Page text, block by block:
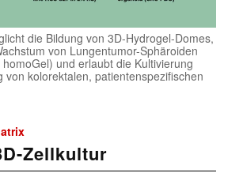
die Bildung von 3D-Hydrogel-Domes,
von Lungentumor-Sphäroiden
und erlaubt die Kultivierung
von kolorektalen, patientenspezifischen
Zellkultur